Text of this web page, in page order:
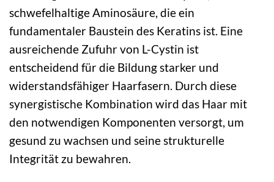
schwefelhaltige Aminosäure, die ein
fundamentaler Baustein des Keratins ist. Eine
ausreichende Zufuhr von L-Cystin ist
entscheidend für die Bildung starker und
widerstandsfähiger Haarfasern. Durch diese
synergistische Kombination wird das Haar mit
den notwendigen Komponenten versorgt, um
gesund zu wachsen und seine strukturelle
Integrität zu bewahren.